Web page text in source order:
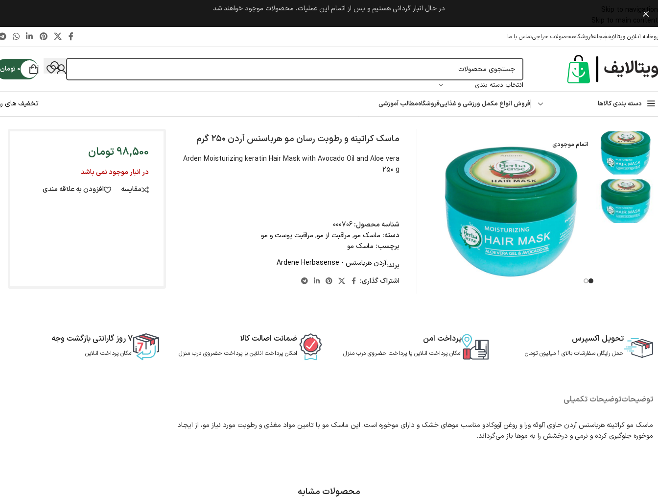
Skip to navigation
Skip to main content
در حال انبار گردانی هستیم و پس از اتمام این عملیات، محصولات موجود خواهند شد
آنلاین ویتالایفمجلهفروشگاهمحصولات حراجیتماس با ما
انتخاب دسته بندی
0 تومان
دسته بندی کالاها فروش انواع مکمل ورزشی و غذاییفروشگاهمطالب آموزشی
تخفیف های
اتمام موجودی ماسک کراتینه و رطوبت رسان مو هرباسنس آردن ۲۵۰ گرم
Arden Moisturizing keratin Hair Mask with Avocado Oil and Aloe vera
250 g
شناسه محصول:000706
دسته: ماسک مو, مراقبت از مو, مراقبت پوست و مو
برچسب: ماسک مو
برند:آردن هرباسنس - Ardene Herbasense
اشتراک گذاری:
98,500تومان
در انبار موجود نمی باشد
مقایسه
افزودن به علاقه مندی
تحویل اکسپرس
حمل رایگان سفارشات بالای 1 میلیون تومان
پرداخت امن
امکان پرداخت انلاین یا پرداخت حضروی درب منزل
ضمانت اصالت کالا
امکان پرداخت انلاین یا پرداخت حضروی درب منزل
7 روز گارانتی بازگشت وجه
امکان پرداخت انلاین
توضیحاتتوضیحات تکمیلی
ماسک مو کراتینه هرباسنس آردن حاوی آلوئه ورا و روغن آووکادو مناسب موهای خشک و دارای موخوره است. این ماسک مو با تامین مواد مغذی و رطوبت مورد نیاز مو، از ایجاد
موخوره جلوگیری کرده و نرمی و درخشش را به موها باز می‌گرداند.
محصولات مشابه